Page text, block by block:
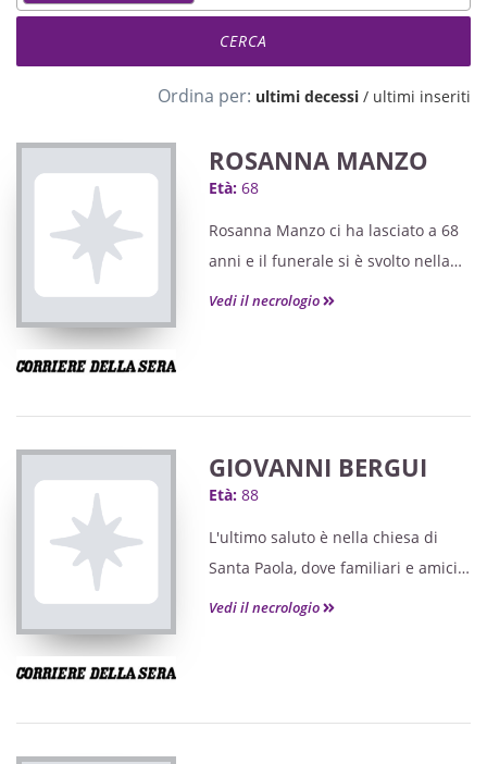
Ordina per: ultimi decessi / ultimi inseriti
ROSANNA MANZO
Età: 68
Rosanna Manzo ci ha lasciato a 68
anni e il funerale si è svolto nella
chiesa di Santa Paola, nella frazione
calore e amore.
Vedi il necrologio
GIOVANNI BERGUI
Età: 88
L'ultimo saluto è nella chiesa di
Santa Paola, dove familiari e amici
si sono riuniti per un affettuoso
Vedi il necrologio